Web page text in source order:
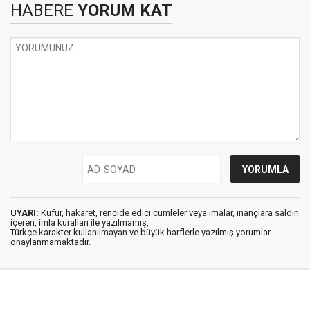
HABERE YORUM KAT
UYARI: Küfür, hakaret, rencide edici cümleler veya imalar, inançlara saldırı
içeren, imla kuralları ile yazılmamış,
Türkçe karakter kullanılmayan ve büyük harflerle yazılmış yorumlar
onaylanmamaktadır.